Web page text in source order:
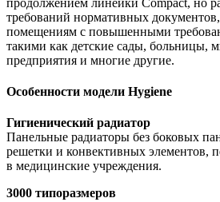
требований нормативных
помещениям с повышенными
такими как детские сады, больницы,
предприятия и многие другие.
Особенности модели Hygiene
Гигиенический радиатор
Панельные радиаторы без боковых
решетки и конвективных элементов,
в медицинские учреждения.
3000 типоразмеров